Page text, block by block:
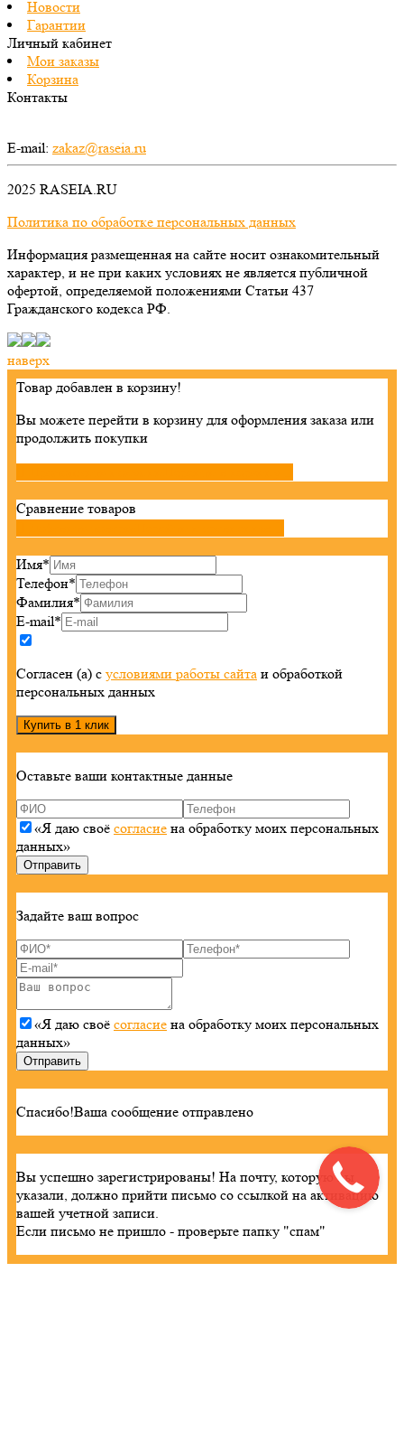
Новости
Гарантии
Личный кабинет
Мои заказы
Корзина
Контакты
E-mail: zakaz@raseia.ru
2025 RASEIA.RU
Политика по обработке персональных данных
Информация размещенная на сайте носит ознакомительный
характер, и не при каких условиях не является публичной
офертой, определяемой положениями Статьи 437
Гражданского кодекса РФ.
наверх
Товар добавлен в корзину!
Вы можете перейти в корзину для оформления заказа или
продолжить покупки
Сравнение товаров
Имя*
Телефон*
Фамилия*
E-mail*
Согласен (а) с условиями работы сайта и обработкой
персональных данных
Оставьте ваши контактные данные
«Я даю своё согласие на обработку моих персональных
данных»
Задайте ваш вопрос
«Я даю своё согласие на обработку моих персональных
данных»
Спасибо!Ваша сообщение отправлено
Вы успешно зарегистрированы! На почту, которую вы
указали, должно прийти письмо со ссылкой на активацию
вашей учетной записи.
Если письмо не пришло - проверьте папку "спам"